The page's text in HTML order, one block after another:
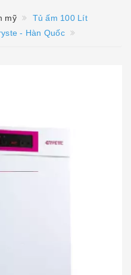
mỹ
Tủ ấm 100 Lít
- Hàn Quốc